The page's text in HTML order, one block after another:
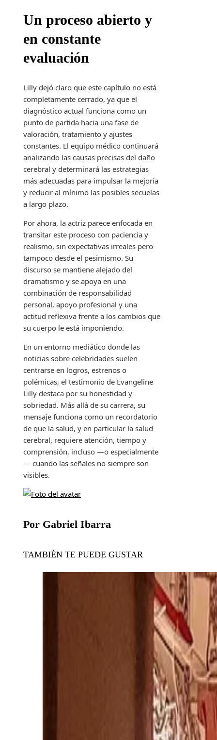
Un proceso abierto y
en constante
evaluación
Lilly dejó claro que este capítulo no está
completamente cerrado, ya que el
diagnóstico actual funciona como un
punto de partida hacia una fase de
valoración, tratamiento y ajustes
constantes. El equipo médico continuará
analizando las causas precisas del daño
cerebral y determinará las estrategias
más adecuadas para impulsar la mejoría
y reducir al mínimo las posibles secuelas
a largo plazo.
Por ahora, la actriz parece enfocada en
transitar este proceso con paciencia y
realismo, sin expectativas irreales pero
tampoco desde el pesimismo. Su
discurso se mantiene alejado del
dramatismo y se apoya en una
combinación de responsabilidad
personal, apoyo profesional y una
actitud reflexiva frente a los cambios que
su cuerpo le está imponiendo.
En un entorno mediático donde las
noticias sobre celebridades suelen
centrarse en logros, estrenos o
polémicas, el testimonio de Evangeline
Lilly destaca por su honestidad y
sobriedad. Más allá de su carrera, su
mensaje funciona como un recordatorio
de que la salud, y en particular la salud
cerebral, requiere atención, tiempo y
comprensión, incluso —o especialmente
— cuando las señales no siempre son
visibles.
Por Gabriel Ibarra
TAMBIÉN TE PUEDE GUSTAR